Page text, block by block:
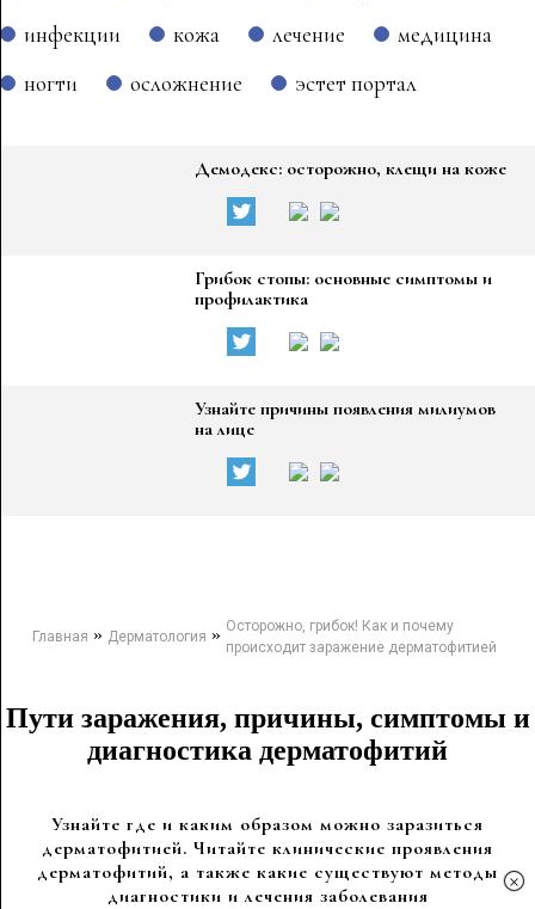
инфекции
кожа лечение
медицина
ногти
осложнение эстет портал
Демодекс: осторожно, клещи на коже
Грибок стопы: основные симптомы и
профилактика
Узнайте причины появления милиумов
на лице
Главная » Дерматология » Осторожно, грибок! Как и почему
происходит заражение дерматофитией
Пути заражения, причины, симптомы и
диагностика дерматофитий
Узнайте где и каким образом можно заразиться
дерматофитией. Читайте клинические проявления
дерматофитий, а также какие существуют методы
диагностики и лечения заболевания
×